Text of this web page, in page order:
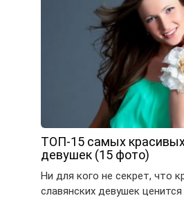
ТОП-15 самых
девушек (15 фото)
Ни для кого не секрет, что
славянских девушек